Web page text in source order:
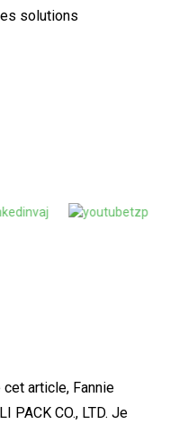
solutions
article, Fannie
PACK CO., LTD. Je